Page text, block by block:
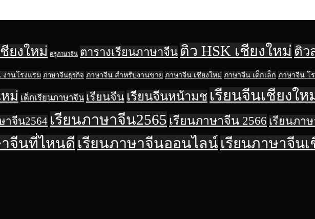
ชียงใหม่ ครูภาษาจีน ตารางเรียนภาษาจีน ติว HSK เชียงใหม่ ติว
งานโรงแรม ภาษาจีนธุรกิจ ภาษาจีน สำหรับงานขาย ภาษาจีน เชียงใหม่ ภาษาจีน เด็กเล็ก ภาษาจีน โ
ม่ เด็กเรียนภาษาจีน เรียนจีน เรียนจีนหน้ามช เรียนจีนเชียงให
าจีน2564 เรียนภาษาจีน2565 เรียนภาษาจีน 2566 เรียนภา
าจีนที่ไหนดี เรียนภาษาจีนออนไลน์ เรียนภาษาจีน